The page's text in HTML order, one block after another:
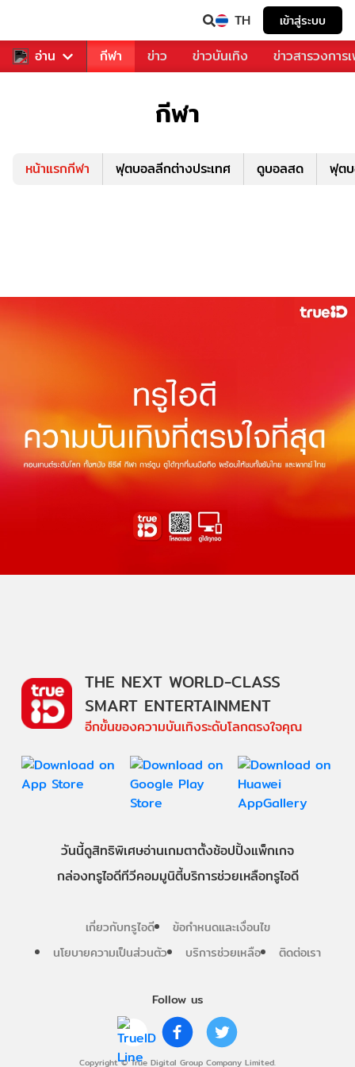
TH เข้าสู่ระบบ
อ่าน
สำหรับคุณ กีฬา ข่าว ข่าวบันเทิง ข่าวสารวงการ
กีฬา
หน้าแรกกีฬา ฟุตบอลลีกต่างประเทศ ดูบอลสด ฟุต
Follow us
Copyright © True Digital Group Company Limited.
THE NEXT WORLD-CLASS
SMART ENTERTAINMENT
อีกขั้นของความบันเทิงระดับโลกตรงใจคุณ
วันนี้ดูสิทธิพิเศษอ่านเกมตาตั้งช้อปปิ้งแพ็กเกจ
กล่องทรูไอดีทีวีคอมมูนิตี้บริการช่วยเหลือทรูไอดี
เกี่ยวกับทรูไอดี
ข้อกำหนดและเงื่อนไข
นโยบายความเป็นส่วนตัว
บริการช่วยเหลือ ติดต่อเรา